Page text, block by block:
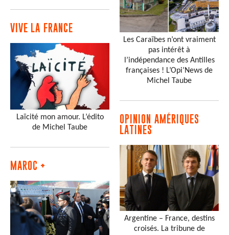
VIVE LA FRANCE
Laïcité mon amour. L’édito
de Michel Taube
MAROC +
Les Caraïbes n’ont vraiment
pas intérêt à
l’indépendance des Antilles
françaises ! L’Opi’News de
Michel Taube
OPINION AMÉRIQUES
LATINES
Argentine – France, destins
croisés. La tribune de